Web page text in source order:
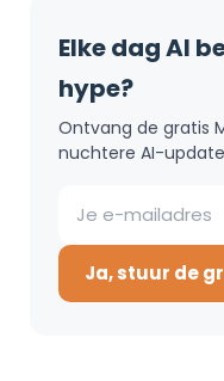
Elke dag AI
hype?
Ontvang de gratis
nuchtere AI-
Ja, stuur de